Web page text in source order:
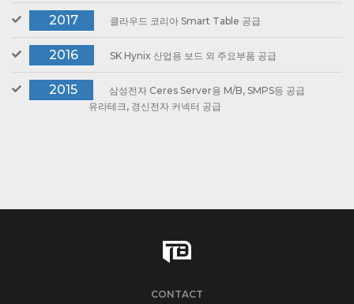
2017 클라우드 코리아 Smart Table 공급
2016 SK Hynix 산업용 보드 외 주요부품 공급
2015
삼성전자 Ceres Server용 M/B, SMPS등 공급
유라테크, 경신전자 커넥터 공급
CONTACT